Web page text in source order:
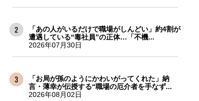
「あの人がいるだけで職場がしんどい」約4割が
遭遇している“毒社員”の正体…「不機...
2026年07月30日
「お局が孫のようにかわいがってくれた」納
言・薄幸が伝授する“職場の厄介者を手なず...
2026年08月02日